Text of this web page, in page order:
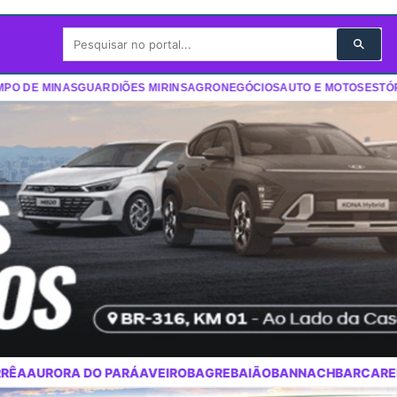
DE MINASGUARDIÕES MIRINS AGRONEGÓCIOS AUTO E MOTOS
BAGREBAIÃOBANNACHBARCARENABELÉMBELTERRA